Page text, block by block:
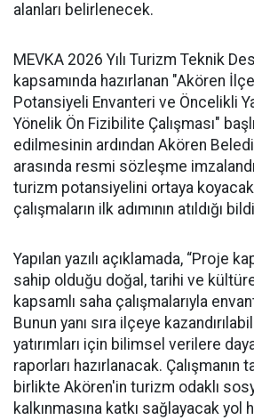
alanları belirlenecek.
MEVKA 2026 Yılı Turizm Teknik
kapsamında hazırlanan "Akören
Potansiyeli Envanteri ve Öncelikli
Yönelik Ön Fizibilite Çalışması"
edilmesinin ardından Akören
arasında resmi sözleşme
turizm potansiyelini ortaya
çalışmaların ilk adımının atıldığı
Yapılan yazılı açıklamada, “Proje
sahip olduğu doğal, tarihi ve
kapsamlı saha çalışmalarıyla
Bunun yanı sıra ilçeye
yatırımları için bilimsel verilere
raporları hazırlanacak. Çalışmanın
birlikte Akören'in turizm odaklı
kalkınmasına katkı sağlayacak yol